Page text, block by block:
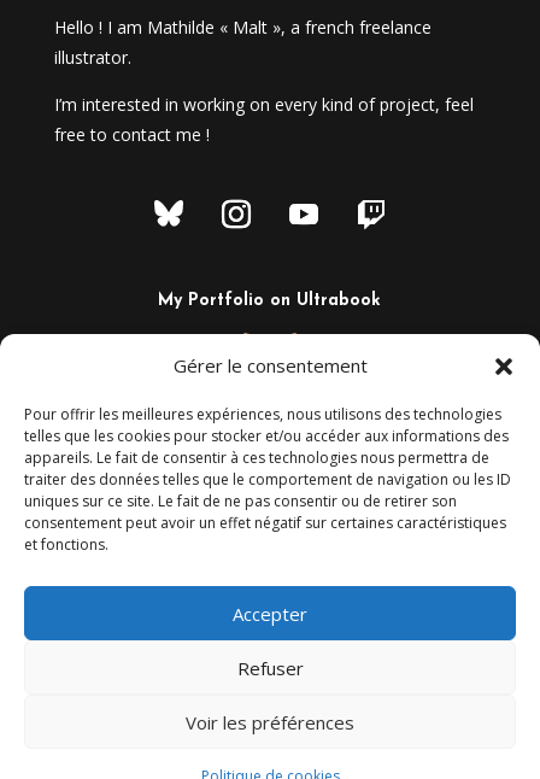
Gérer le consentement
Pour offrir les meilleures expériences, nous utilisons des technologies
telles que les cookies pour stocker et/ou accéder aux informations des
appareils. Le fait de consentir à ces technologies nous permettra de
traiter des données telles que le comportement de navigation ou les ID
uniques sur ce site. Le fait de ne pas consentir ou de retirer son
consentement peut avoir un effet négatif sur certaines caractéristiques
et fonctions.
Accepter
Refuser
Voir les préférences
Hello ! I am Mathilde « Malt », a french freelance
illustrator.
I’m interested in working on every kind of project, feel
free to contact me !
My Portfolio on Ultrabook
Camaalt@gmail.com
Montpellier – France
Malt © 2025– Tous droits réservés.